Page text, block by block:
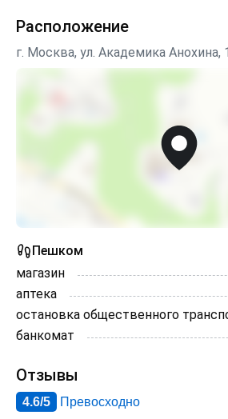
Расположение
г. Москва, ул. Академика Анохина,
Пешком
магазин
аптека
остановка общественного
банкомат
Отзывы
4.6/5 Превосходно